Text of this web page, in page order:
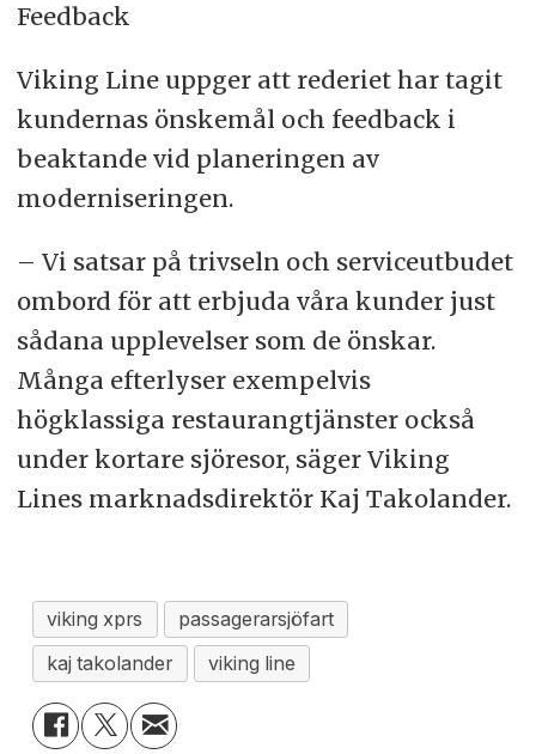
Feedback
Viking Line uppger att rederiet har tagit
kundernas önskemål och feedback i
beaktande vid planeringen av
moderniseringen.
– Vi satsar på trivseln och serviceutbudet
ombord för att erbjuda våra kunder just
sådana upplevelser som de önskar.
Många efterlyser exempelvis
högklassiga restaurangtjänster också
under kortare sjöresor, säger Viking
Lines marknadsdirektör Kaj Takolander.
viking xprs
passagerarsjöfart
kaj takolander
viking line